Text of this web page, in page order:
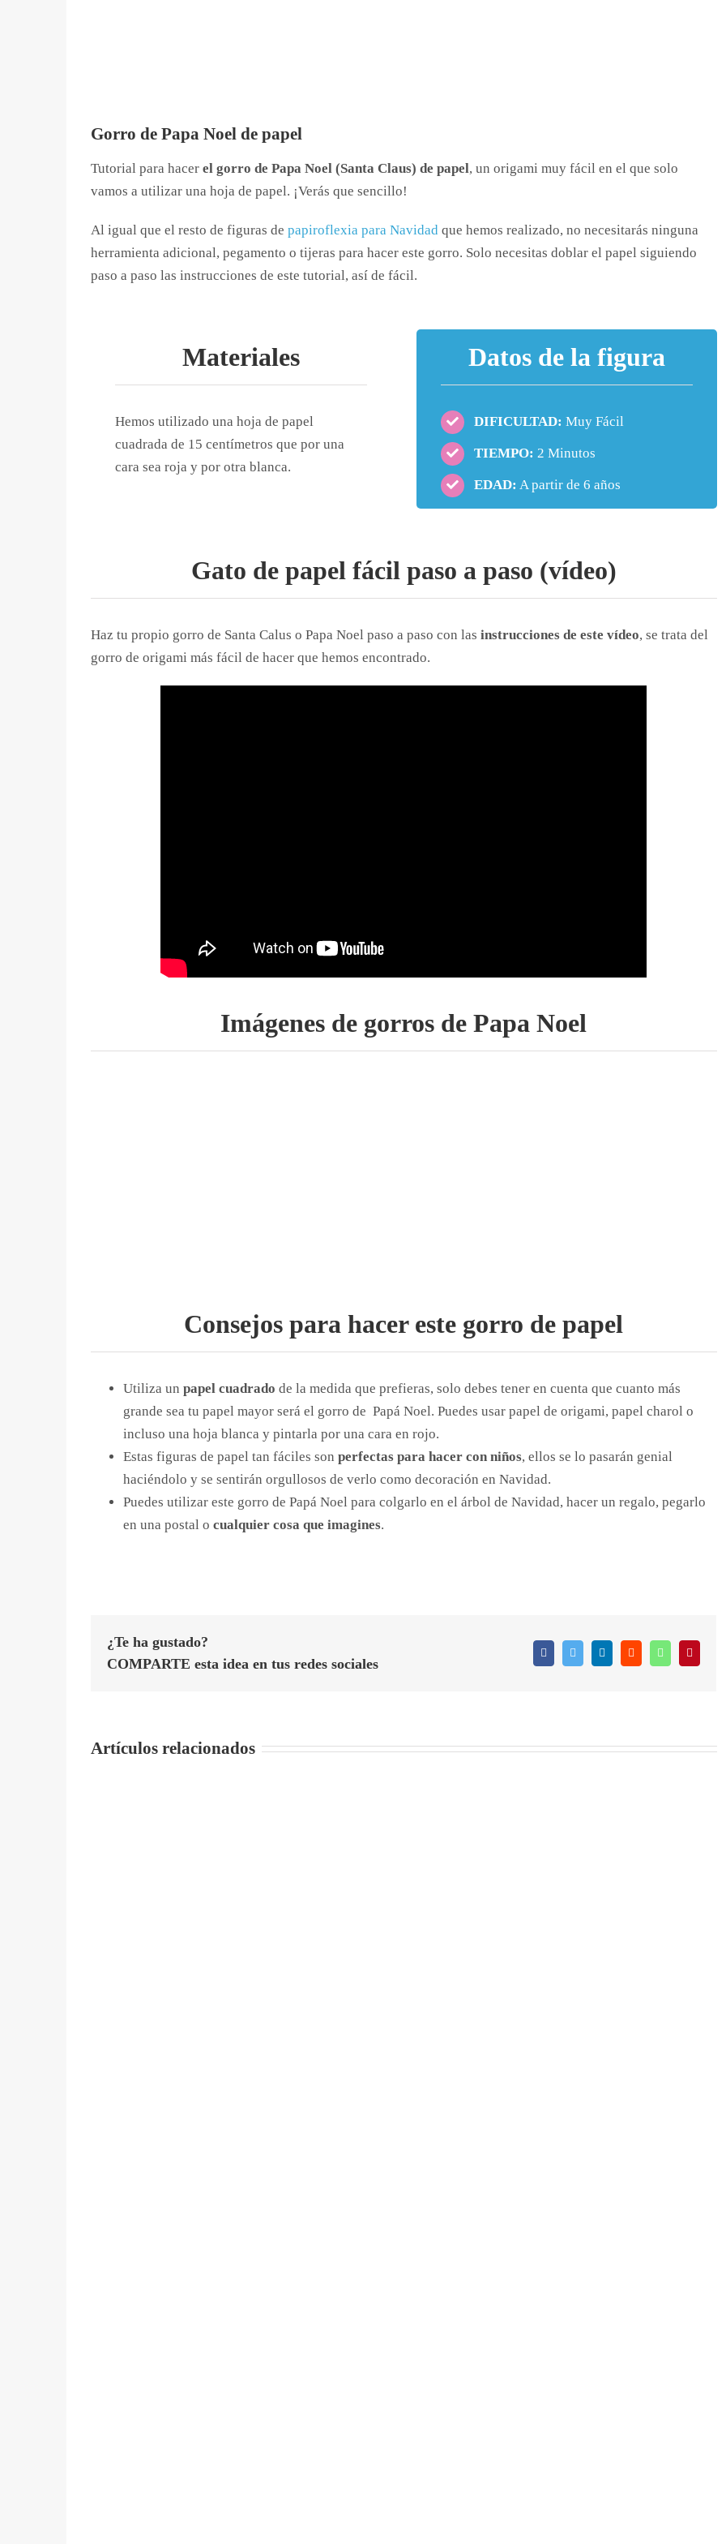
Gorro de Papa Noel de papel
Tutorial para hacer el gorro de Papa Noel (Santa Claus) de papel, un origami muy fácil en el que solo
vamos a utilizar una hoja de papel. ¡Verás que sencillo!
Al igual que el resto de figuras de papiroflexia para Navidad que hemos realizado, no necesitarás ninguna
herramienta adicional, pegamento o tijeras para hacer este gorro. Solo necesitas doblar el papel siguiendo
paso a paso las instrucciones de este tutorial, así de fácil.
Materiales
Hemos utilizado una hoja de papel
cuadrada de 15 centímetros que por una
cara sea roja y por otra blanca.
Datos de la figura
DIFICULTAD: Muy Fácil
TIEMPO: 2 Minutos
EDAD: A partir de 6 años
Gato de papel fácil paso a paso (vídeo)
Haz tu propio gorro de Santa Calus o Papa Noel paso a paso con las instrucciones de este vídeo, se trata del
gorro de origami más fácil de hacer que hemos encontrado.
Imágenes de gorros de Papa Noel
Consejos para hacer este gorro de papel
Utiliza un papel cuadrado de la medida que prefieras, solo debes tener en cuenta que cuanto más
grande sea tu papel mayor será el gorro de Papá Noel. Puedes usar papel de origami, papel charol o
incluso una hoja blanca y pintarla por una cara en rojo.
Estas figuras de papel tan fáciles son perfectas para hacer con niños, ellos se lo pasarán genial
haciéndolo y se sentirán orgullosos de verlo como decoración en Navidad.
Puedes utilizar este gorro de Papá Noel para colgarlo en el árbol de Navidad, hacer un regalo, pegarlo
en una postal o cualquier cosa que imagines.
¿Te ha gustado?
COMPARTE esta idea en tus redes sociales
FacebookTwitter LinkedInReddit WhatsApp
Artículos relacionados